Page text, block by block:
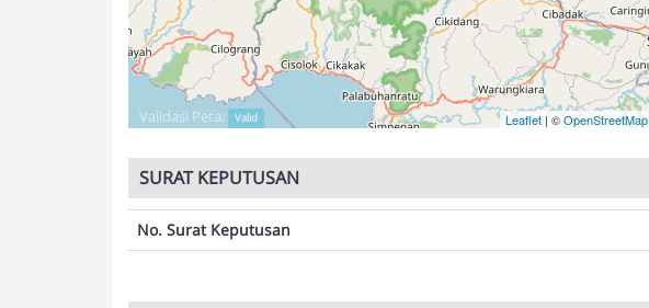
Leaflet | ©OpenStreetMap
Validasi Peta: Valid
SURAT KEPUTUSAN
No. Surat Keputusan